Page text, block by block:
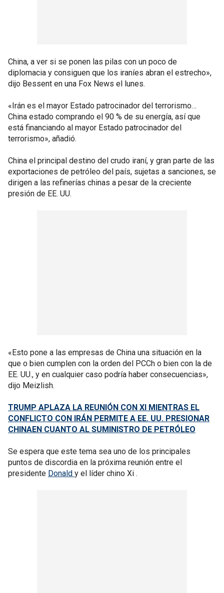
China, a ver si se ponen las pilas con un poco de
diplomacia y consiguen que los iraníes abran el estrecho»,
dijo Bessent en una Fox News el lunes.
«Irán es el mayor Estado patrocinador del terrorismo…
China estado comprando el 90 % de su energía, así que
está financiando al mayor Estado patrocinador del
terrorismo», añadió.
China el principal destino del crudo iraní, y gran parte de las
exportaciones de petróleo del país, sujetas a sanciones, se
dirigen a las refinerías chinas a pesar de la creciente
presión de EE. UU.
«Esto pone a las empresas de China una situación en la
que o bien cumplen con la orden del PCCh o bien con la de
EE. UU., y en cualquier caso podría haber consecuencias»,
dijo Meizlish.
TRUMP APLAZA LA REUNIÓN CON XI MIENTRAS EL
CONFLICTO CON IRÁN PERMITE A EE. UU. PRESIONAR
CHINAEN CUANTO AL SUMINISTRO DE PETRÓLEO
Se espera que este tema sea uno de los principales
puntos de discordia en la próxima reunión entre el
presidente Donald y el líder chino Xi .